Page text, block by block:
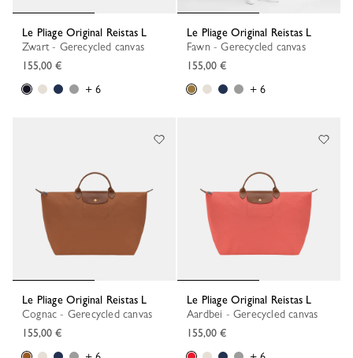
Le Pliage Original Reistas L
Zwart - Gerecycled canvas
155,00 €
+ 6
Le Pliage Original Reistas L
Fawn - Gerecycled canvas
155,00 €
+ 6
Le Pliage Original Reistas L
Cognac - Gerecycled canvas
155,00 €
Le Pliage Original Reistas L
Aardbei - Gerecycled canvas
155,00 €